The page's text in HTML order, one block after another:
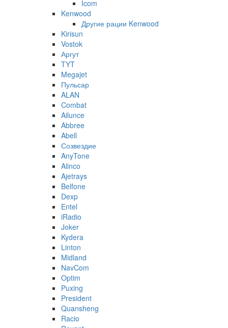
Icom
Kenwood
Другие рации Kenwood
Kirisun
Vostok
Аргут
TYT
Megajet
Пульсар
ALAN
Combat
Ailunce
Abbree
Abell
Созвездие
AnyTone
Alinco
Ajetrays
Belfone
Dexp
Entel
iRadio
Joker
Kydera
Linton
Midland
NavCom
Optim
Puxing
President
Quansheng
Racio